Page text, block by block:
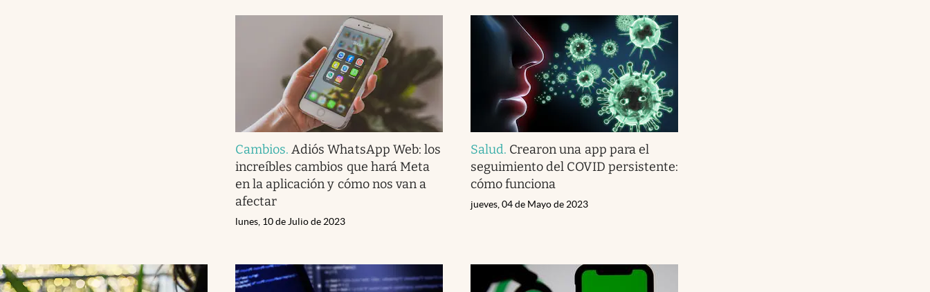
Cambios.Adiós WhatsApp Web: los
increíbles cambios que hará Meta
en la aplicación y cómo nos van a
afectar
lunes, 10 de Julio de 2023
Salud. Crearon una app para el
seguimiento del COVID persistente:
cómo funciona
jueves, 04 de Mayo de 2023